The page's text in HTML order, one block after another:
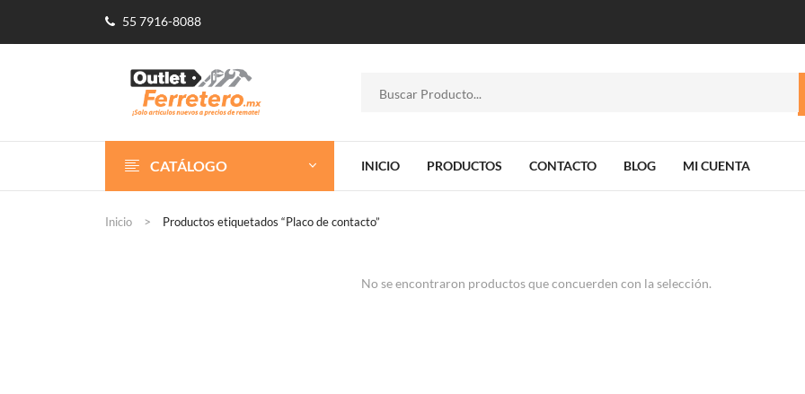
55 7916-8088
CATÁLOGO INICIO PRODUCTOS CONTACTO BLOG MI CUENTA
Inicio Productos etiquetados “Placo de contacto”
No se encontraron productos que concuerden con la selección.